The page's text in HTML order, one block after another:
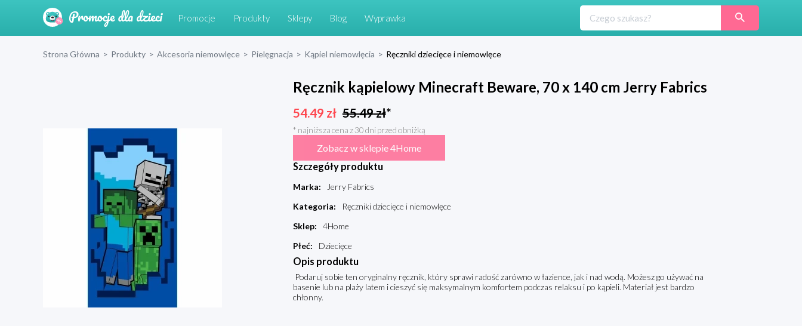
Promocje Produkty Sklepy Blog Wyprawka
Strona Główna > Produkty > Akcesoria niemowlęce > Pielęgnacja > Kąpiel niemowlęcia > Ręczniki dziecięce i niemowlęce
Ręcznik kąpielowy Minecraft Beware, 70 x 140 cm Jerry Fabrics
54.49 zł 55.49zł*
* najniższa cena z 30 dni przed obniżką
Zobacz w sklepie 4Home
Szczegóły produktu
Marka:
Jerry Fabrics
Kategoria:
Ręczniki dziecięce i niemowlęce
Sklep:
4Home
Płeć: Dziecięce
Opis produktu
Podaruj sobie ten oryginalny ręcznik, który sprawi radość zarówno w łazience, jak i nad wodą. Możesz go używać na
basenie lub na plaży latem i cieszyć się maksymalnym komfortem podczas relaksu i po kąpieli. Materiał jest bardzo
chłonny.